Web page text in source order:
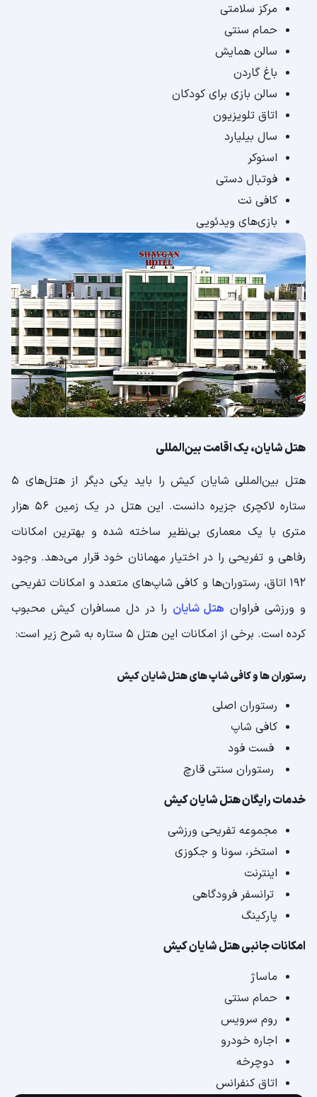
مرکز سلامتی
حمام سنتی
سالن همایش
باغ گاردن
سالن بازی برای کودکان
اتاق تلویزیون
سال بیلیارد
اسنوکر
فوتبال دستی
کافی نت
بازی‌های ویدئویی
هتل شایان، یک اقامت بین‌المللی
هتل بین‌المللی شایان کیش را باید یکی دیگر از هتل‌های 5
ستاره لاکچری جزیره دانست. این هتل در یک زمین 56 هزار
متری با یک معماری بی‌نظیر ساخته شده و بهترین امکانات
رفاهی و تفریحی را در اختیار مهمانان خود قرار می‌دهد. وجود
192 اتاق، رستوران‌ها و کافی شاپ‌های متعدد و امکانات تفریحی
و ورزشی فراوان هتل شایان را در دل مسافران کیش محبوب
کرده است. برخی از امکانات این هتل 5 ستاره به شرح زیر است:
رستوران‌ ها و کافی شاپ های هتل شایان کیش
رستوران اصلی
کافی شاپ
فست فود
رستوران سنتی قارچ
خدمات رایگان هتل شایان کیش
مجموعه تفریحی ورزشی
استخر، سونا و جکوزی
اینترنت
ترانسفر فرودگاهی
پارکینگ
امکانات جانبی هتل شایان کیش
ماساژ
حمام سنتی
روم سرویس
اجاره خودرو
دوچرخه
اتاق کنفرانس